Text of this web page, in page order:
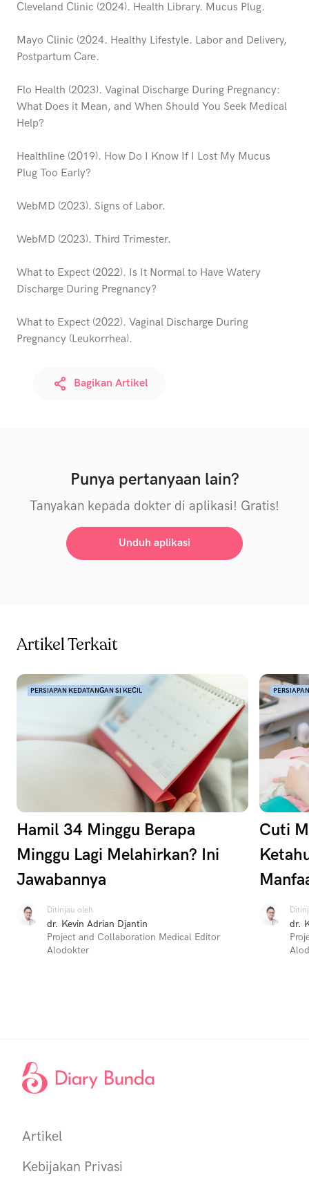
Cleveland Clinic (2024). Health Library. Mucus Plug.
Mayo Clinic (2024. Healthy Lifestyle. Labor and Delivery,
Postpartum Care.
Flo Health (2023). Vaginal Discharge During Pregnancy:
What Does it Mean, and When Should You Seek Medical
Help?
Healthline (2019). How Do I Know If I Lost My Mucus
Plug Too Early?
WebMD (2023). Signs of Labor.
WebMD (2023). Third Trimester.
What to Expect (2022). Is It Normal to Have Watery
Discharge During Pregnancy?
What to Expect (2022). Vaginal Discharge During
Pregnancy (Leukorrhea).
Bagikan Artikel
Punya pertanyaan lain?
Tanyakan kepada dokter di aplikasi! Gratis!
Unduh aplikasi
Artikel Terkait
PERSIAPAN KEDATANGAN SI KECIL
Hamil 34 Minggu Berapa
Minggu Lagi Melahirkan? Ini
Jawabannya
Ditinjau oleh
dr. Kevin Adrian Djantin
Project and Collaboration Medical Editor
Alodokter
Cuti
dr.
Artikel
Kebijakan Privasi